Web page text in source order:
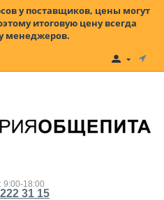
у поставщиков, цены могут
итоговую цену всегда
менеджеров.
9:00-18:00
31 15